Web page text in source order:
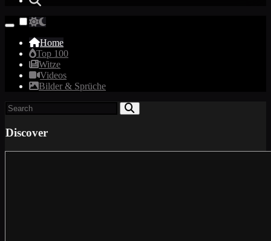
Home
Top 100
Witze
Videos
Bilder & Sprüche
Discover